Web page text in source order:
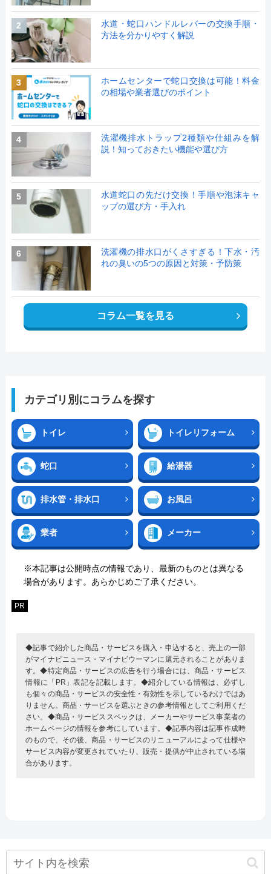
2
水道・蛇口ハンドルレバーの交換手順・
方法を分かりやすく解説
3
ホームセンターで蛇口交換は可能！料金
の相場や業者選びのポイント
4
洗濯機排水トラップ2種類や仕組みを解
説！知っておきたい機能や選び方
5
水道蛇口の先だけ交換！手順や泡沫キャ
ップの選び方・手入れ
6
洗濯機の排水口がくさすぎる！下水・汚
れの臭いの5つの原因と対策・予防策
コラム一覧を見る
カテゴリ別にコラムを探す
トイレ トイレリフォーム
蛇口 給湯器
排水管・排水口 お風呂
業者 メーカー
※本記事は公開時点の情報であり、最新のものとは異なる
場合があります。あらかじめご了承ください。
PR
◆記事で紹介した商品・サービスを購入・申込すると、売上の一部
がマイナビニュース・マイナビウーマンに還元されることがありま
す。◆特定商品・サービスの広告を行う場合には、商品・サービス
情報に「PR」表記を記載します。◆紹介している情報は、必ずし
も個々の商品・サービスの安全性・有効性を示しているわけではあ
りません。商品・サービスを選ぶときの参考情報としてご利用くだ
さい。◆商品・サービススペックは、メーカーやサービス事業者の
ホームページの情報を参考にしています。◆記事内容は記事作成時
のもので、その後、商品・サービスのリニューアルによって仕様や
サービス内容が変更されていたり、販売・提供が中止されている場
合があります。